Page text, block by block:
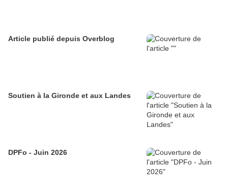
Article publié depuis Overblog
Soutien à la Gironde et aux Landes
DPFo - Juin 2026